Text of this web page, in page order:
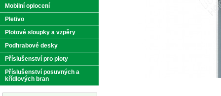
Mobilní oplocení
Pletivo
Plotové sloupky a vzpěry
Podhrabové desky
Příslušenství pro ploty
Příslušenství posuvných a
křídlových bran